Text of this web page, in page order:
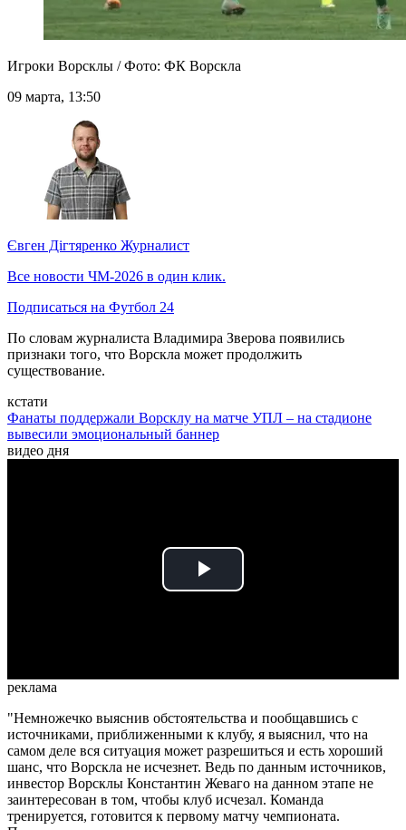
Игроки Ворсклы / Фото: ФК Ворскла
09 марта, 13:50
Євген Дігтяренко Журналист
Все новости ЧМ-2026 в один клик.
Подписаться на Футбол 24
По словам журналиста Владимира Зверова появились
признаки того, что Ворскла может продолжить
существование.
кстати
Фанаты поддержали Ворсклу на матче УПЛ – на стадионе
вывесили эмоциональный баннер
видео дня
Play
реклама
"Немножечко выяснив обстоятельства и пообщавшись с
источниками, приближенными к клубу, я выяснил, что на
самом деле вся ситуация может разрешиться и есть хороший
шанс, что Ворскла не исчезнет. Ведь по данным источников,
инвестор Ворсклы Константин Жеваго на данном этапе не
заинтересован в том, чтобы клуб исчезал. Команда
тренируется, готовится к первому матчу чемпионата.